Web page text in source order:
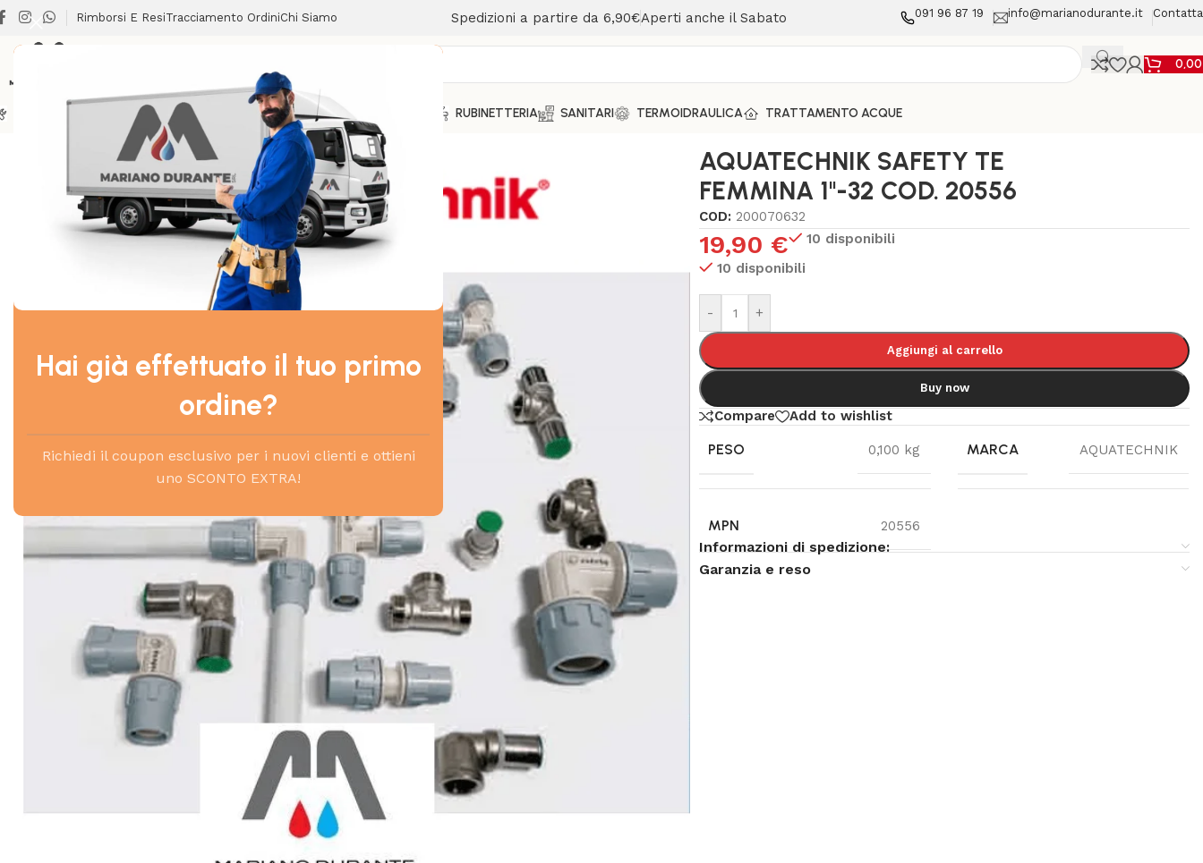
Hai già effettuato il tuo primo
ordine?
Richiedi il coupon esclusivo per i nuovi clienti e ottieni
uno SCONTO EXTRA!
Rimborsi E ResiTracciamento OrdiniChi Siamo Spedizioni a partire da 6,90€Aperti anche il Sabato 091 96 87 19 info@marianodurante.it
CLIMATIZZAZIONE LAVANDERIA RISCALDAMENTO RUBINETTERIA SANITARI TERMOIDRAULICA TRATTAMENTO ACQUE
TERMOIDRAULICA SAFETY AQUATECHNIK SAFETY TE FEMMINA 1"-32 COD. 20556
AQUATECHNIK SAFETY TE
FEMMINA 1"-32 COD. 20556
COD:200070632
19,90 €
10 disponibili
10 disponibili
- +
Aggiungi al carrello
Buy now
Compare Add to wishlist
PESO 0,100 kg MARCA AQUATECHNIK
MPN 20556
Informazioni di spedizione:
Garanzia e reso